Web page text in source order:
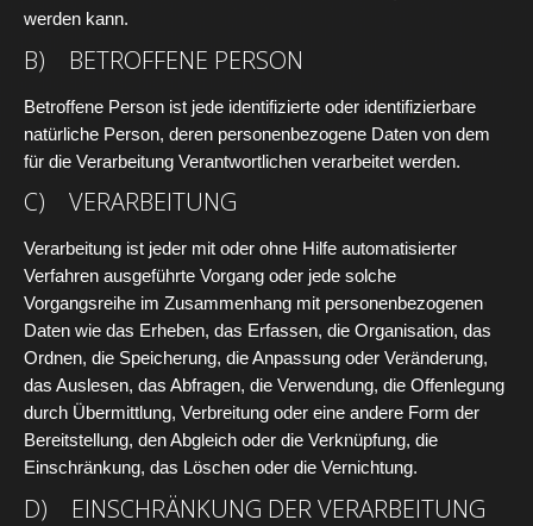
werden kann.
B) BETROFFENE PERSON
Betroffene Person ist jede identifizierte oder identifizierbare
natürliche Person, deren personenbezogene Daten von dem
für die Verarbeitung Verantwortlichen verarbeitet werden.
C) VERARBEITUNG
Verarbeitung ist jeder mit oder ohne Hilfe automatisierter
Verfahren ausgeführte Vorgang oder jede solche
Vorgangsreihe im Zusammenhang mit personenbezogenen
Daten wie das Erheben, das Erfassen, die Organisation, das
Ordnen, die Speicherung, die Anpassung oder Veränderung,
das Auslesen, das Abfragen, die Verwendung, die Offenlegung
durch Übermittlung, Verbreitung oder eine andere Form der
Bereitstellung, den Abgleich oder die Verknüpfung, die
Einschränkung, das Löschen oder die Vernichtung.
D) EINSCHRÄNKUNG DER VERARBEITUNG